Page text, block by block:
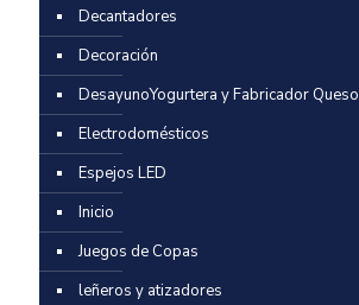
Decantadores
Decoración
DesayunoYogurtera y Fabricador Queso
Electrodomésticos
Espejos LED
Inicio
Juegos de Copas
leñeros y atizadores